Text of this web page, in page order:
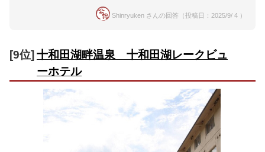
Shinryuken さんの回答（投稿日：2025/9/ 4 ）
[9位] 十和田湖畔温泉 十和田湖レークビュ
ーホテル